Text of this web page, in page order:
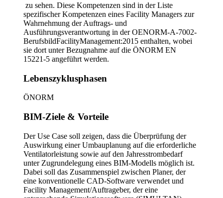
zu sehen. Diese Kompetenzen sind in der Liste
spezifischer Kompetenzen eines Facility Managers zur
Wahrnehmung der Auftrags- und
Ausführungsverantwortung in der OENORM-A-7002-
BerufsbildFacilityManagement:2015 enthalten, wobei
sie dort unter Bezugnahme auf die ÖNORM EN
15221-5 angeführt werden.
Lebenszyklusphasen
ÖNORM
BIM-Ziele & Vorteile
Der Use Case soll zeigen, dass die Überprüfung der
Auswirkung einer Umbauplanung auf die erforderliche
Ventilatorleistung sowie auf den Jahresstrombedarf
unter Zugrundelegung eines BIM-Modells möglich ist.
Dabei soll das Zusammenspiel zwischen Planer, der
eine konventionelle CAD-Software verwendet und
Facility Management/Auftrageber, der eine